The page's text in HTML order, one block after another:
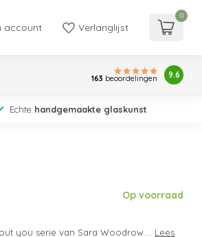
account Verlanglijst
0
163 beoordelingen 9.6
Echte handgemaakte glaskunst
Op voorraad
you serie van Sara Woodrow.... Lees